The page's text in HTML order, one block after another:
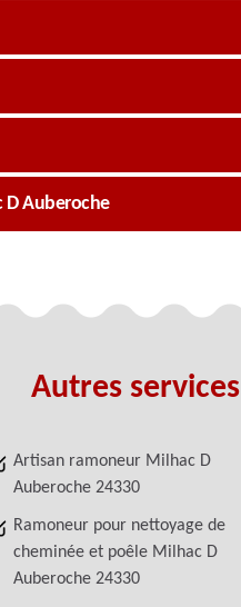
D Auberoche
Autres services
Artisan ramoneur Milhac D
Auberoche 24330
Ramoneur pour nettoyage de
cheminée et poêle Milhac D
Auberoche 24330